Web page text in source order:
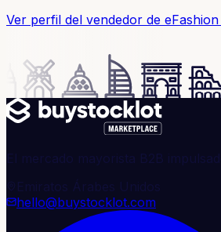
Ver perfil del vendedor de
El mercado mayorista B2B
Emiratos Árabes Unidos
hello@buystocklot.com